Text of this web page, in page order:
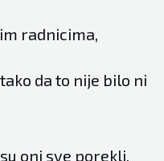
radnicima,
da to nije bilo ni
oni sve porekli.